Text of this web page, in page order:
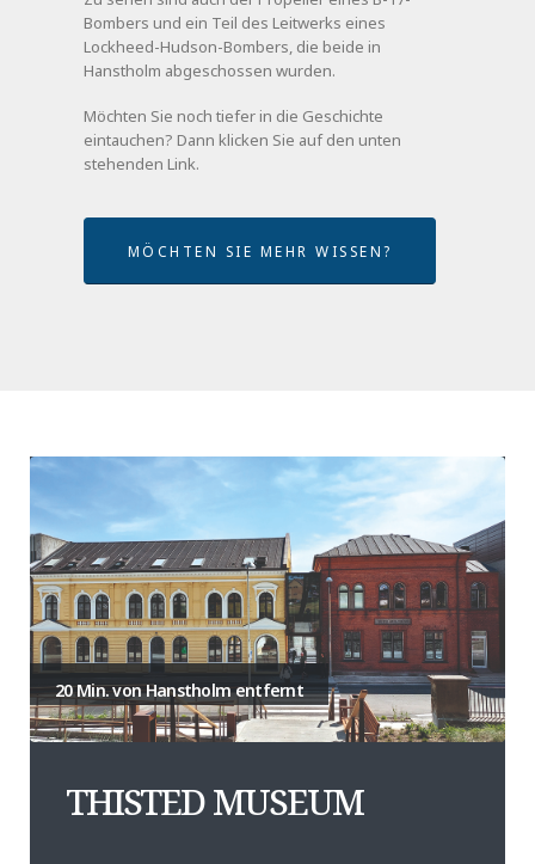
Bombers und ein Teil des Leitwerks eines
Lockheed-Hudson-Bombers, die beide in
Hanstholm abgeschossen wurden.
Möchten Sie noch tiefer in die Geschichte
eintauchen? Dann klicken Sie auf den unten
stehenden Link.
MÖCHTEN SIE MEHR WISSEN?
20 Min. von Hanstholm entfernt
THISTED MUSEUM